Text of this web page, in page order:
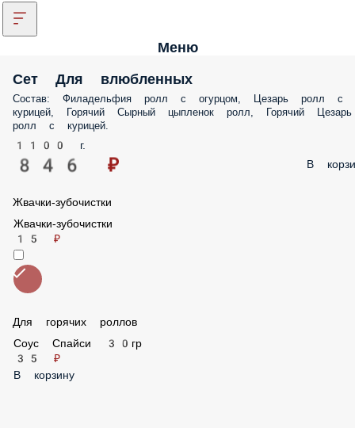
Меню
Сет Для влюбленных
Состав: Филадельфия ролл с огурцом, Цезарь ролл с курицей,
Сырный цыпленок ролл, Горячий Цезарь ролл с курицей.
1100 г.
846 ₽
Жвачки-зубочистки
15 ₽
Для горячих роллов
Соус Спайси 30гр
35 ₽